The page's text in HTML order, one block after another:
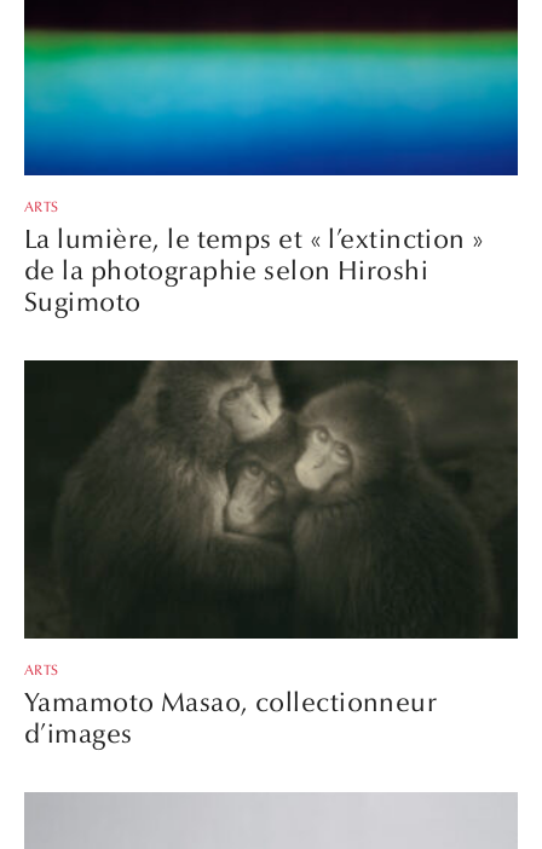
ARTS
La lumière, le temps et « l’extinction »
de la photographie selon Hiroshi
Sugimoto
ARTS
Yamamoto Masao, collectionneur
d’images